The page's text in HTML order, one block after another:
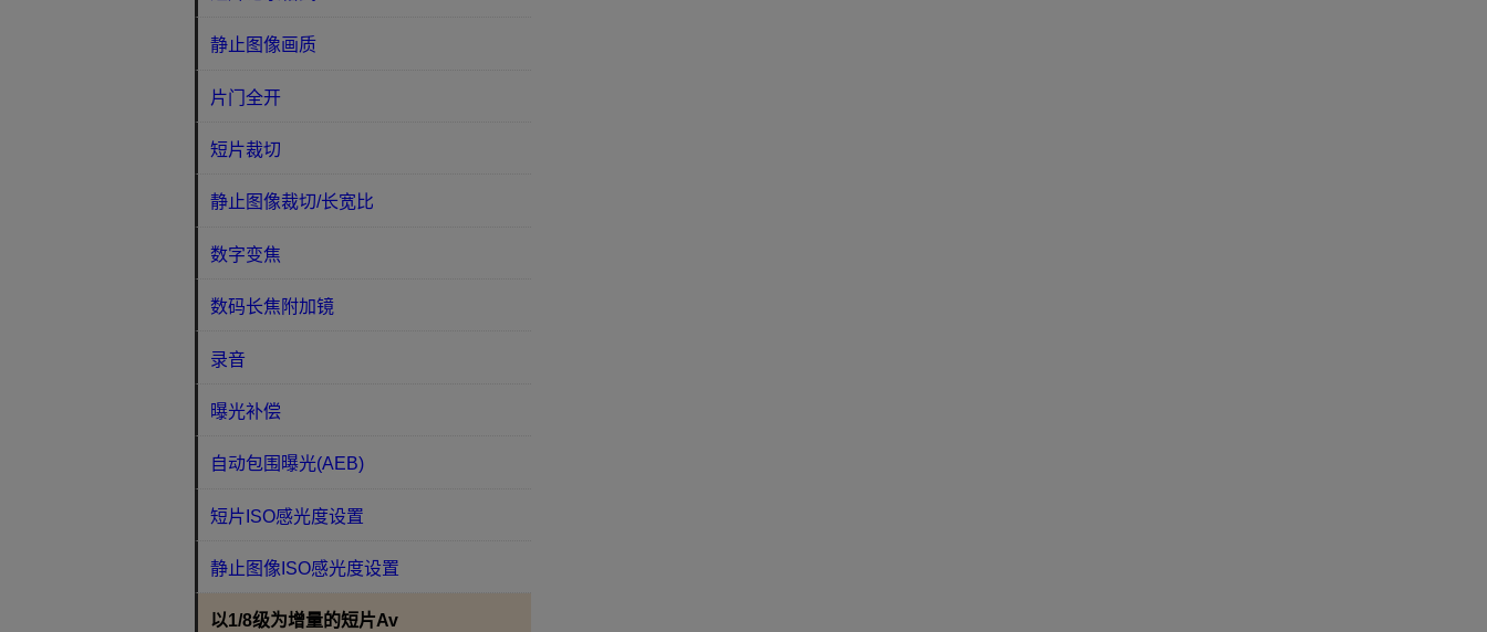
静止图像画质
片门全开
短片裁切
静止图像裁切/长宽比
数字变焦
数码长焦附加镜
录音
曝光补偿
自动包围曝光(AEB)
短片ISO感光度设置
静止图像ISO感光度设置
以1/8级为增量的短片Av